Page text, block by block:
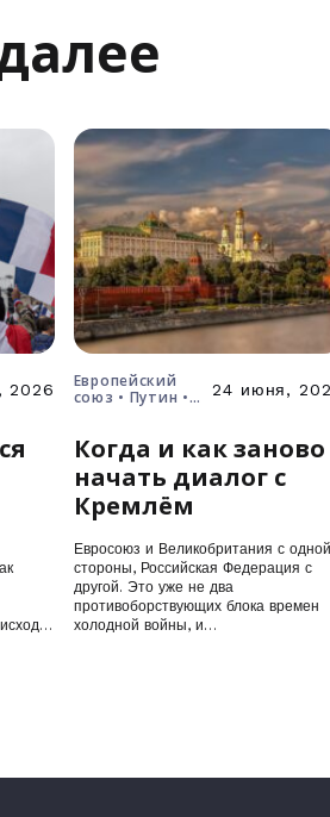
2026
Европейский
союз • Путин •
24 июня,
Когда и как заново
начать диалог с
Кремлём
Евросоюз и Великобритания с одной
стороны, Российская Федерация с
другой. Это уже не два
противоборствующих блока времен
холодной войны, и…